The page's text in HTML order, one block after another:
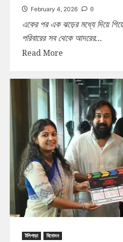
February 4, 2026 0
একের পর এক ঝড়ের মধ্যে দিয়ে
পরিবারের সব থেকে আদরের...
Read More
টলিপাড়া বিনোদন